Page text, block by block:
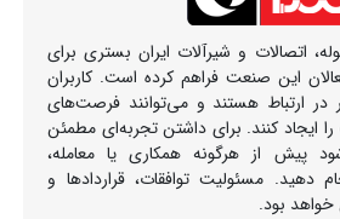
اتصالات و شیرآلات ایران بستری برای
این صنعت فراهم کرده است. کاربران
در ارتباط هستند و می‌توانند فرصت‌های
ایجاد کنند. برای داشتن تجربه‌ای مطمئن
پیش از هرگونه همکاری یا معامله،
دهید. مسئولیت توافقات، قراردادها و
خواهد بود.